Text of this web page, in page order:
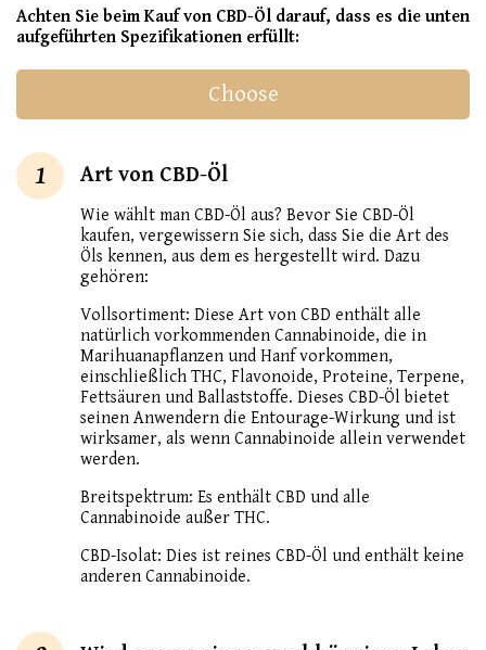
Achten Sie beim Kauf von CBD-Öl darauf, dass es die unten
aufgeführten Spezifikationen erfüllt:
Choose
1 Art von CBD-Öl
Wie wählt man CBD-Öl aus? Bevor Sie CBD-Öl
kaufen, vergewissern Sie sich, dass Sie die Art des
Öls kennen, aus dem es hergestellt wird. Dazu
gehören:
Vollsortiment: Diese Art von CBD enthält alle
natürlich vorkommenden Cannabinoide, die in
Marihuanapflanzen und Hanf vorkommen,
einschließlich THC, Flavonoide, Proteine, Terpene,
Fettsäuren und Ballaststoffe. Dieses CBD-Öl bietet
seinen Anwendern die Entourage-Wirkung und ist
wirksamer, als wenn Cannabinoide allein verwendet
werden.
Breitspektrum: Es enthält CBD und alle
Cannabinoide außer THC.
CBD-Isolat: Dies ist reines CBD-Öl und enthält keine
anderen Cannabinoide.